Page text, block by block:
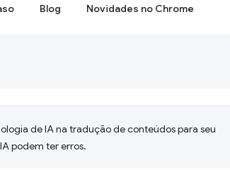
Blog Novidades no Chrome
de IA na tradução de conteúdos para seu
podem ter erros.